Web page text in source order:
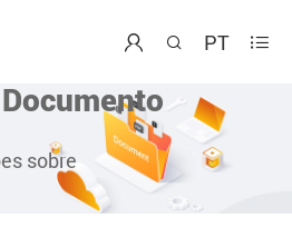
  PT 
sobre